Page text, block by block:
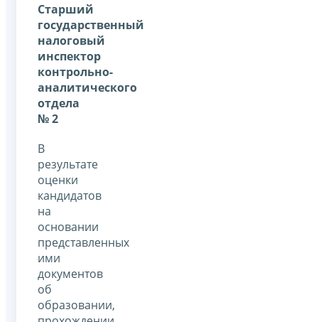
Старший
государственный
налоговый
инспектор
контрольно-
аналитического
отдела
№ 2
В
результате
оценки
кандидатов
на
основании
представленных
ими
документов
об
образовании,